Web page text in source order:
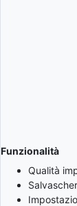
Funzionalità
Qualità